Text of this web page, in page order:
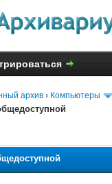
архив › Компьютеры